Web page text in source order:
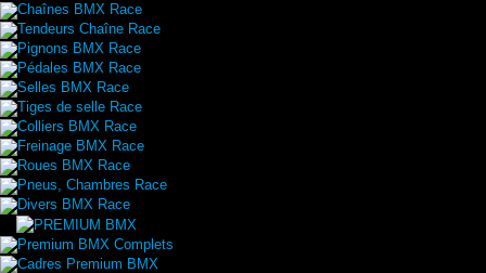
Chaînes BMX Race
Tendeurs Chaîne Race
Pignons BMX Race
Pédales BMX Race
Selles BMX Race
Tiges de selle Race
Colliers BMX Race
Freinage BMX Race
Roues BMX Race
Pneus, Chambres Race
Divers BMX Race
Premium BMX Complets
Cadres Premium BMX